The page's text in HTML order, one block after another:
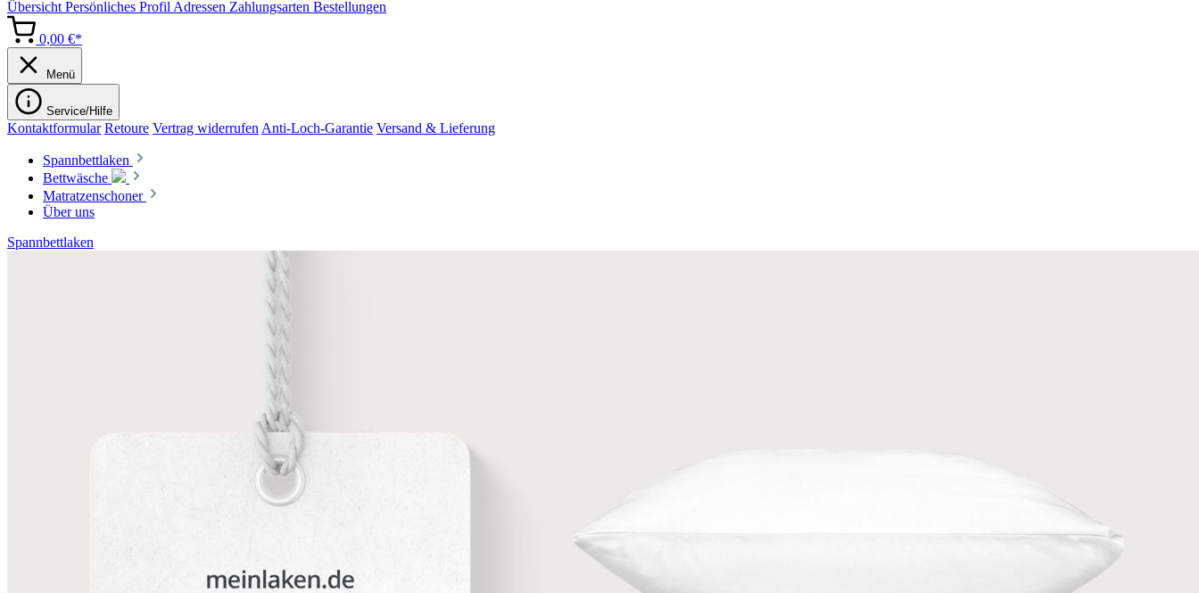
Übersicht Persönliches Profil Adressen Zahlungsarten Bestellungen
0,00 €*
Menü
Service/Hilfe
Kontaktformular Retoure Vertrag widerrufen Anti-Loch-Garantie Versand & Lieferung
Spannbettlaken
Bettwäsche
Matratzenschoner
Über uns
Spannbettlaken